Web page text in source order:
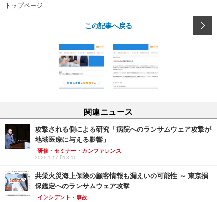
トップページ
この記事へ戻る
関連ニュース
攻撃される側による研究「病院へのランサムウェア攻撃が
地域医療に与える影響」
研修・セミナー・カンファレンス
2025.1.17 Fri 8:10
共栄火災海上保険の顧客情報も漏えいの可能性 ～ 東京損
保鑑定へのランサムウェア攻撃
インシデント・事故